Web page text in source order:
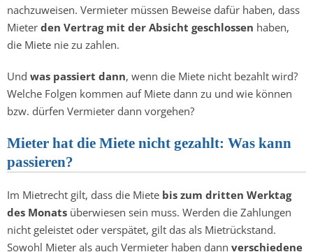
nachzuweisen. Vermieter müssen Beweise dafür haben, dass
Mieter den Vertrag mit der Absicht geschlossen haben,
die Miete nie zu zahlen.
Und was passiert dann, wenn die Miete nicht bezahlt wird?
Welche Folgen kommen auf Miete dann zu und wie können
bzw. dürfen Vermieter dann vorgehen?
Mieter hat die Miete nicht gezahlt: Was kann
passieren?
Im Mietrecht gilt, dass die Miete bis zum dritten Werktag
des Monats überwiesen sein muss. Werden die Zahlungen
nicht geleistet oder verspätet, gilt das als Mietrückstand.
Sowohl Mieter als auch Vermieter haben dann verschiedene